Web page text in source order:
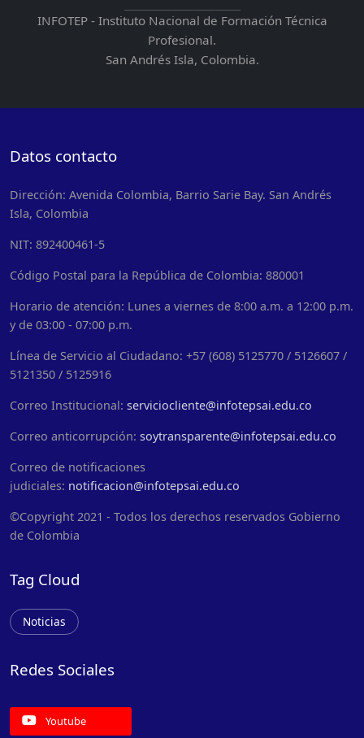
INFOTEP - Instituto Nacional de Formación Técnica
Profesional.
San Andrés Isla, Colombia.
Datos contacto
Dirección: Avenida Colombia, Barrio Sarie Bay. San Andrés
Isla, Colombia
NIT: 892400461-5
Código Postal para la República de Colombia: 880001
Horario de atención: Lunes a viernes de 8:00 a.m. a 12:00 p.m.
y de 03:00 - 07:00 p.m.
Línea de Servicio al Ciudadano: +57 (608) 5125770 / 5126607 /
5121350 / 5125916
Correo Institucional: serviciocliente@infotepsai.edu.co
Correo anticorrupción: soytransparente@infotepsai.edu.co
Correo de notificaciones
judiciales: notificacion@infotepsai.edu.co
©Copyright 2021 - Todos los derechos reservados Gobierno
de Colombia
Tag Cloud
Noticias
Redes Sociales
Youtube